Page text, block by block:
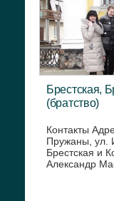
Брестская,
(братство)
Контакты
Пружаны, ул.
Брестская и
Александр